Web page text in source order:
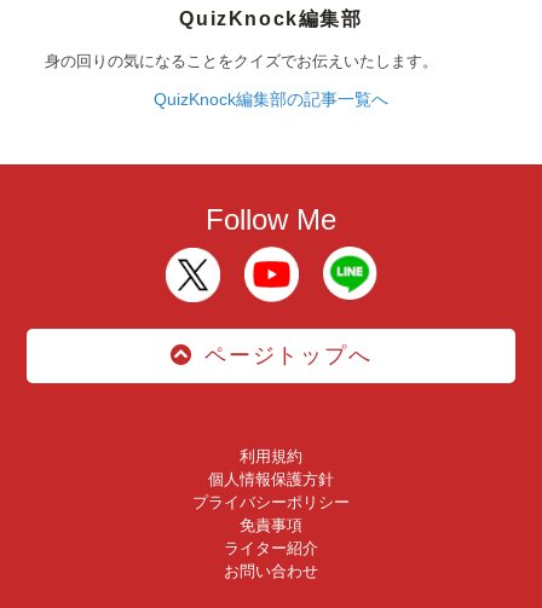
QuizKnock編集部
身の回りの気になることをクイズでお伝えいたします。
QuizKnock編集部の記事一覧へ
Follow Me
ページトップへ
利用規約
個人情報保護方針
プライバシーポリシー
免責事項
ライター紹介
お問い合わせ